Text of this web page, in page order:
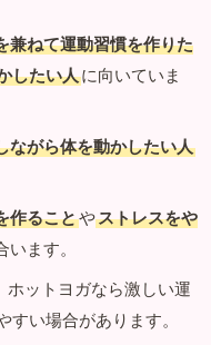
兼ねて運動習慣を作りた
したい人に向いていま
ながら体を動かしたい人
作ることやストレスをや
ます。
ットヨガなら激しい運
すい場合があります。